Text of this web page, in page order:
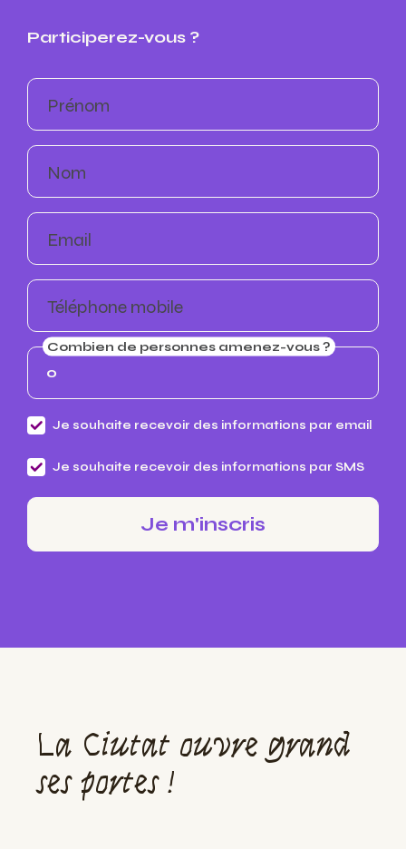
Participerez-vous ?
Prénom
Nom
Email
Téléphone mobile
Combien de personnes amenez-vous ?
Je souhaite recevoir des informations par email
Je souhaite recevoir des informations par SMS
La Ciutat ouvre grand
ses portes !